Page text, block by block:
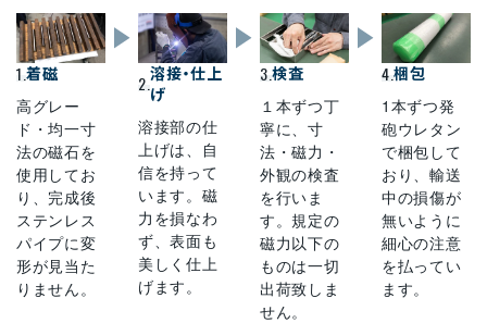
1.着磁
高グレー
ド・均一寸
法の磁石を
使用してお
り、完成後
ステンレス
パイプに変
形が見当た
りません。
2.溶接・仕上
げ
溶接部の仕
上げは、自
信を持って
います。磁
力を損なわ
ず、表面も
美しく仕上
げます。
3.検査
１本ずつ丁
寧に、寸
法・磁力・
外観の検査
を行いま
す。規定の
磁力以下の
ものは一切
出荷致しま
せん。
4.梱包
1本ずつ発
砲ウレタン
で梱包して
おり、輸送
中の損傷が
無いように
細心の注意
を払ってい
ます。